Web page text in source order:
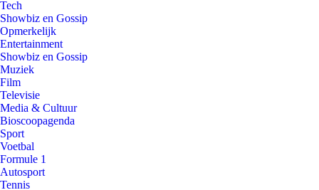
Tech
Showbiz en Gossip
Opmerkelijk
Entertainment
Showbiz en Gossip
Muziek
Film
Televisie
Media & Cultuur
Bioscoopagenda
Sport
Voetbal
Formule 1
Autosport
Tennis